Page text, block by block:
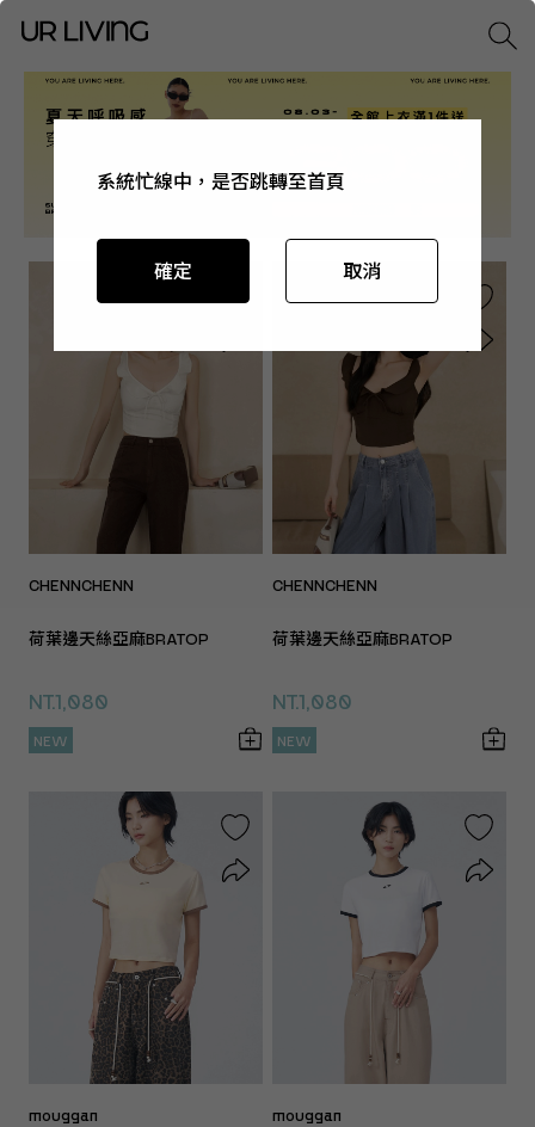
CHENNCHENN
荷葉邊天絲亞麻BRATOP
NT.1,080
NEW
CHENNCHENN
荷葉邊天絲亞麻BRATOP
NT.1,080
NEW
mouggan mouggan
系統忙線中，是否跳轉至首頁
確定 取消
系統忙線中，是否跳轉至首頁
確定 取消
系統忙線中，是否跳轉至首頁
確定 取消
系統忙線中，是否跳轉至首頁
確定 取消